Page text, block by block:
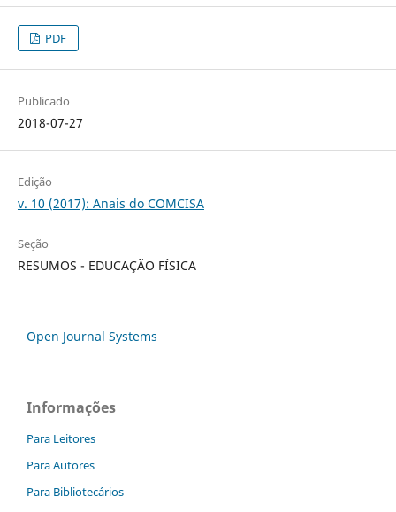
PDF
Publicado
2018-07-27
Edição
v. 10 (2017): Anais do COMCISA
Seção
RESUMOS - EDUCAÇÃO FÍSICA
Open Journal Systems
Informações
Para Leitores
Para Autores
Para Bibliotecários